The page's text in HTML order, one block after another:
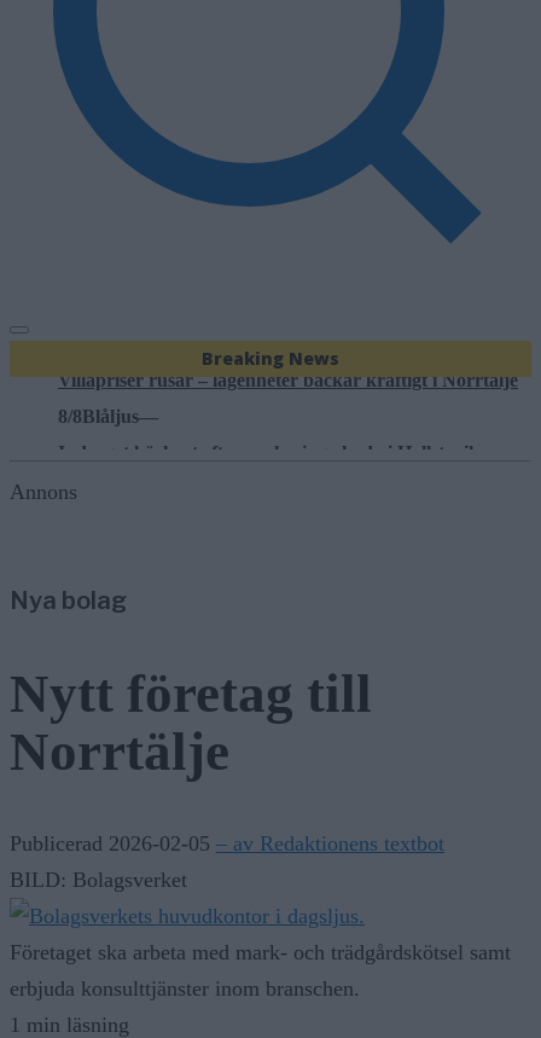
Breaking News
Träd i körfältet på väg 276 – stor påverkan på trafiken
8/8Nyheter—
Villapriser rusar – lägenheter backar kraftigt i Norrtälje
8/8Blåljus—
Indraget körkort efter parkeringsskada i Hallstavik
7/8
Träd i körfältet på väg 276 – stor påverkan på trafiken
Miljöpartiets höjda drivmedelspriser är hat mot
Annons
Nya bolag
Nytt företag till
Norrtälje
Publicerad 2026-02-05 – av Redaktionens textbot
BILD: Bolagsverket
Företaget ska arbeta med mark- och trädgårdskötsel samt
erbjuda konsulttjänster inom branschen.
1 min läsning